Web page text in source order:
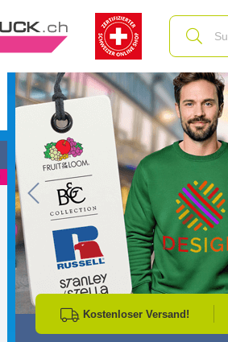
Go to Previous Slide
Kostenloser Versand!